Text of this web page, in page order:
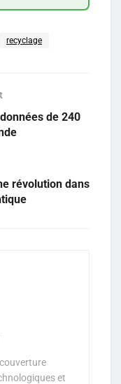
recyclage
de 240
révolution dans
et